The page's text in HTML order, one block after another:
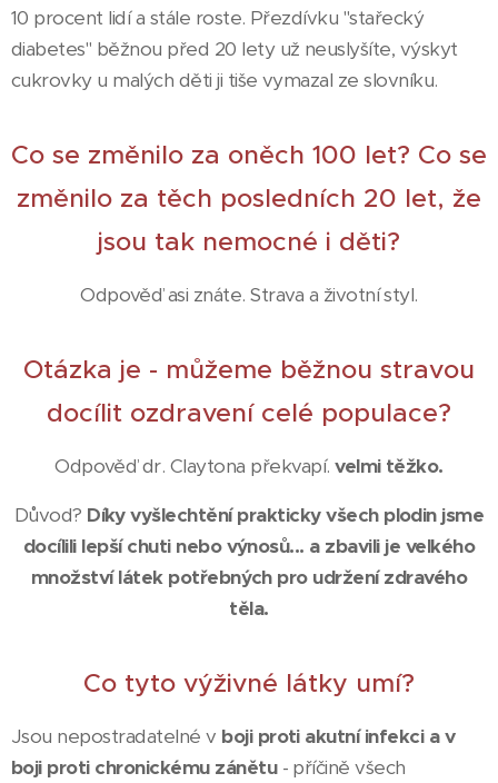
10 procent lidí a stále roste. Přezdívku "stařecký
diabetes" běžnou před 20 lety už neuslyšíte, výskyt
cukrovky u malých děti ji tiše vymazal ze slovníku.
Co se změnilo za oněch 100 let? Co se
změnilo za těch posledních 20 let, že
jsou tak nemocné i děti?
Odpověď asi znáte. Strava a životní styl.
Otázka je - můžeme běžnou stravou
docílit ozdravení celé populace?
Odpověď dr. Claytona překvapí. velmi těžko.
Důvod? Díky vyšlechtění prakticky všech plodin jsme
docílili lepší chuti nebo výnosů... a zbavili je velkého
množství látek potřebných pro udržení zdravého
těla.
Co tyto výživné látky umí?
Jsou nepostradatelné v boji proti akutní infekci a v
boji proti chronickému zánětu- příčině všech